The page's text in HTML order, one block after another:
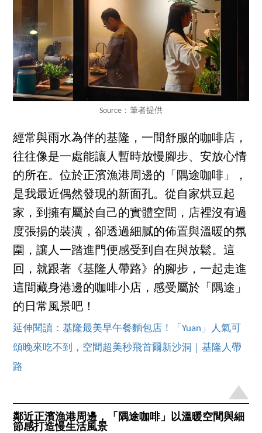
Source：筆者提供
經常與雨水為伴的基隆，一間舒服的咖啡店，
往往像是一處能讓人暫時放慢腳步、安放心情
的所在。位於正濱漁港周邊的「隅途咖啡」，
是我最近偶然發現的新面孔。從自家烘豆起
家，到擁有屬於自己的實體空間，店裡沒有過
度張揚的裝潢，卻透過細膩的佈置與溫暖的氛
圍，讓人一踏進門便感受到自在與放鬆。這
回，就跟著《基隆人帶路》的腳步，一起走進
這間藏身港邊的咖啡小店，感受屬於「隅途」
的日常風景吧！
延伸閱讀：基隆最美早午餐麵包店！「Yuan」人氣可
頌晚來吃不到，空間超美秒飛首爾新沙洞｜基隆人帶
路
鄰近正濱漁港周邊，「隅途咖啡」以溫暖空間與細
節感打造慢生活風景